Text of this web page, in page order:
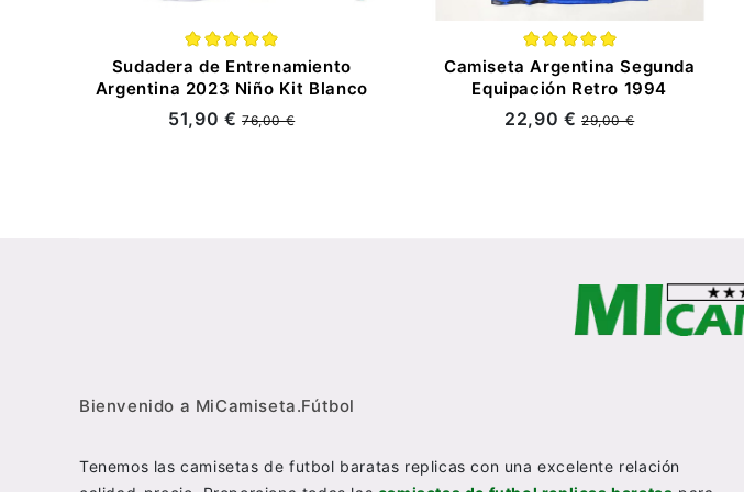
Sudadera de Entrenamiento
Argentina 2023 Niño Kit Blanco
51,90 €76,00 €
Camiseta Argentina Segunda
Equipación Retro 1994
22,90 €29,00 €
Bienvenido a MiCamiseta.Fútbol
Tenemos las camisetas de futbol baratas replicas con una excelente relación